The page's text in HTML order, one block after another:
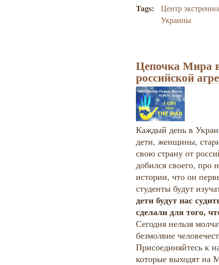
Tags:
Центр
Украины
Цепочка Мира
российской
Каждый день в
дети, женщины,
свою страну от
добился своего, про
истории, что он
студенты будут
дети будут нас
сделали для того,
Сегодня нельзя
безмолвие
Присоединяйтесь к
которые выходят